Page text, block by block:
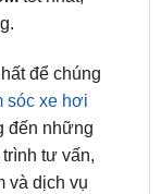
để chúng
đến những
tư vấn,
và dịch vụ
cao chất
phẩm để